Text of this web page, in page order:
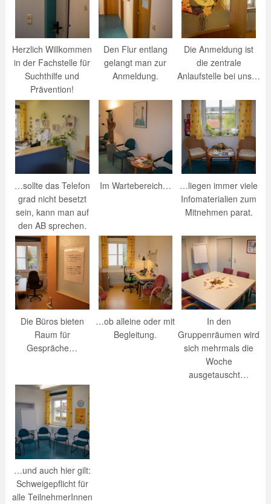
Herzlich Willkommen
in der Fachstelle für
Suchthilfe und
Prävention!
Den Flur entlang
gelangt man zur
Anmeldung.
Die Anmeldung ist
die zentrale
Anlaufstelle bei uns…
…sollte das Telefon
grad nicht besetzt
sein, kann man auf
den AB sprechen.
Im Wartebereich…
…liegen immer viele
Infomaterialien zum
Mitnehmen parat.
Die Büros bieten
Raum für
Gespräche…
…ob alleine oder mit
Begleitung.
In den
Gruppenräumen wird
sich mehrmals die
Woche
ausgetauscht…
…und auch hier gilt:
Schweigepflicht für
alle TeilnehmerInnen